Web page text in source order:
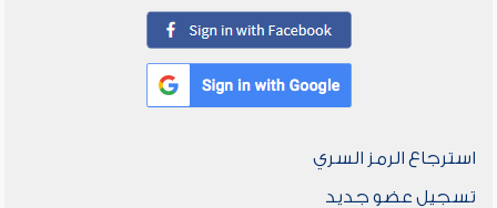
استرجاع الرمز السري
تسجيل عضو جديد